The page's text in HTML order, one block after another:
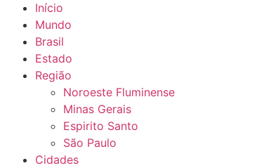
Início
Mundo
Brasil
Estado
Região
Noroeste Fluminense
Minas Gerais
Espirito Santo
São Paulo
Cidades